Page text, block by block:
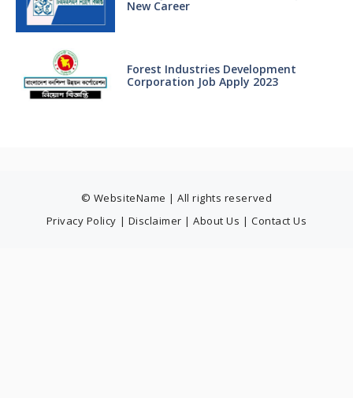
New Career
Forest Industries Development
Corporation Job Apply 2023
© WebsiteName | All rights reserved
Privacy Policy | Disclaimer |About Us |Contact Us